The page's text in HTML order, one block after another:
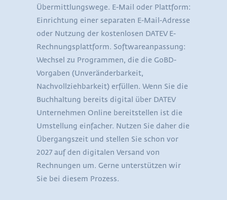
Übermittlungswege. E-Mail oder Plattform:
Einrichtung einer separaten E-Mail-Adresse
oder Nutzung der kostenlosen DATEV E-
Rechnungsplattform. Softwareanpassung:
Wechsel zu Programmen, die die GoBD-
Vorgaben (Unveränderbarkeit,
Nachvollziehbarkeit) erfüllen. Wenn Sie die
Buchhaltung bereits digital über DATEV
Unternehmen Online bereitstellen ist die
Umstellung einfacher. Nutzen Sie daher die
Übergangszeit und stellen Sie schon vor
2027 auf den digitalen Versand von
Rechnungen um. Gerne unterstützen wir
Sie bei diesem Prozess.